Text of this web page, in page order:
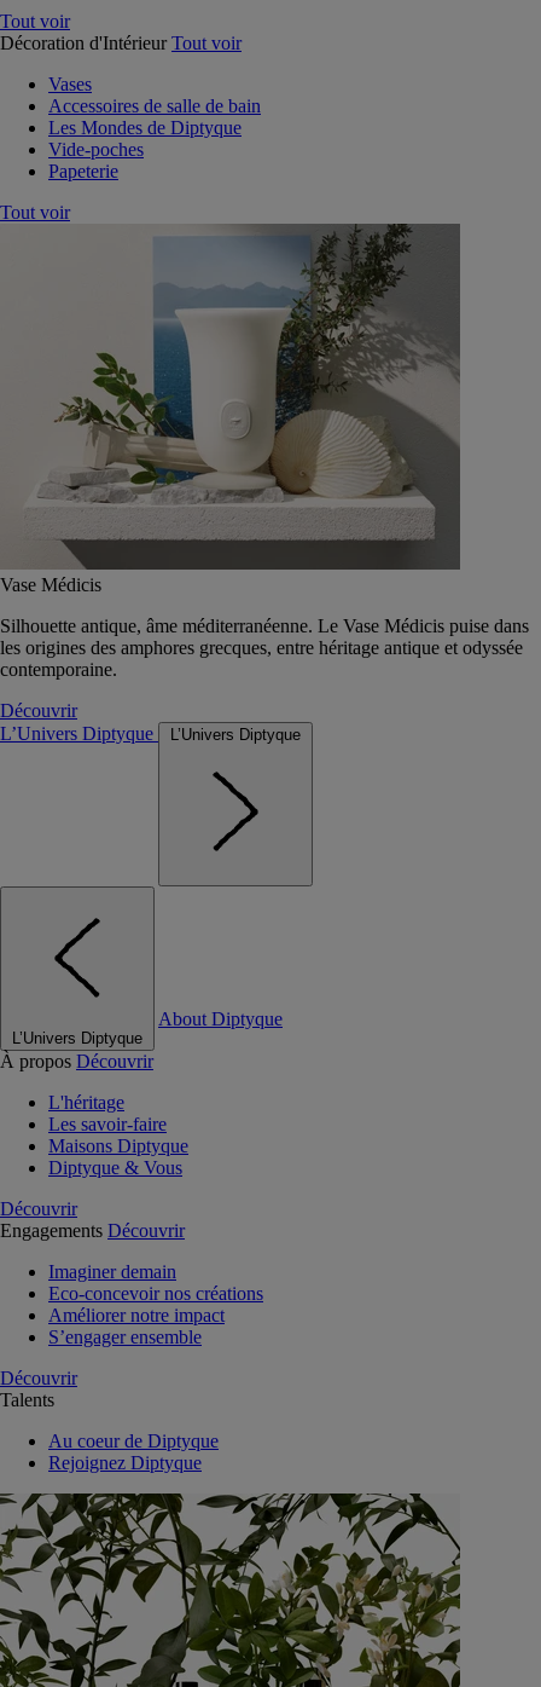
Tout voir
Décoration d'Intérieur Tout voir
Vases
Accessoires de salle de bain
Les Mondes de Diptyque
Vide-poches
Papeterie
Tout voir
Vase Médicis
Silhouette antique, âme méditerranéenne. Le Vase Médicis puise dans
les origines des amphores grecques, entre héritage antique et odyssée
contemporaine.
Découvrir
L’Univers Diptyque
L’Univers Diptyque
L’Univers Diptyque
About Diptyque
À propos Découvrir
L'héritage
Les savoir-faire
Maisons Diptyque
Diptyque & Vous
Découvrir
Engagements Découvrir
Imaginer demain
Eco-concevoir nos créations
Améliorer notre impact
S’engager ensemble
Découvrir
Talents
Au coeur de Diptyque
Rejoignez Diptyque